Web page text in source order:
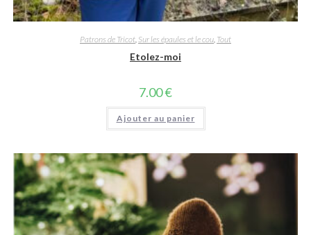
Patrons de Tricot, Sur les épaules et le cou, Tout
Etolez-moi
7.00€
Ajouter au panier